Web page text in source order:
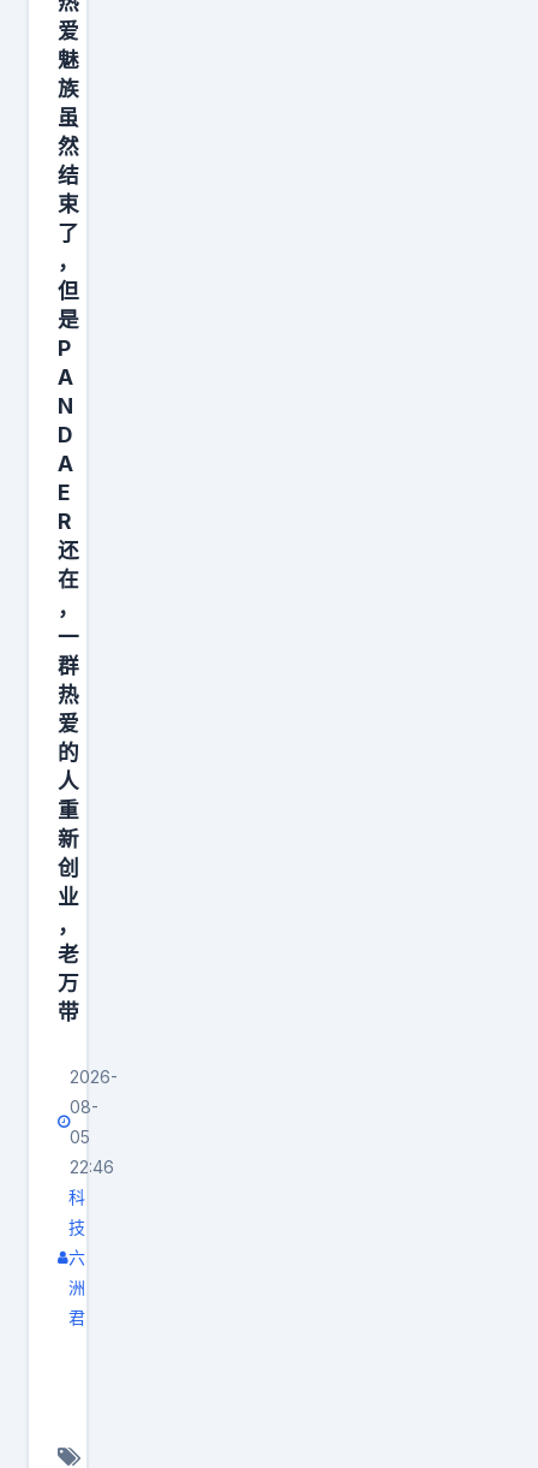
月
发
布
自
己
的
模
型
。
更
值
得
关
注
的
是
，
G
a
v
i
n
称
S
S
I
目
前
的
技
路
线
是
一
条
全
新
的
线
的
东
西
，
其
实
是
时
间
。
你
花
几
个
小
时
录
一
条
视
频
、
写
一
篇
文
章
，
发
布
互
联
网
互
联
网
会
帮
存
爱
魅
族
虽
然
结
束
了
，
但
是
P
A
N
D
A
E
R
还
在
，
一
群
热
爱
的
人
重
新
创
业
，
老
万
带
2026-
08-
05
22:46
科
技
六
洲
君
持